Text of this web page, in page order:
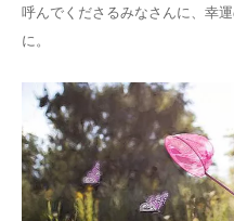
呼んでくださるみなさんに、幸
に。